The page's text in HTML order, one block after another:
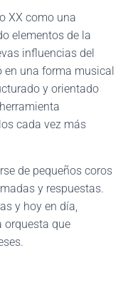
XX como una
elementos de la
influencias del
en una forma musical
y orientado
cada vez más
de pequeños coros
y respuestas.
y hoy en día,
orquesta que